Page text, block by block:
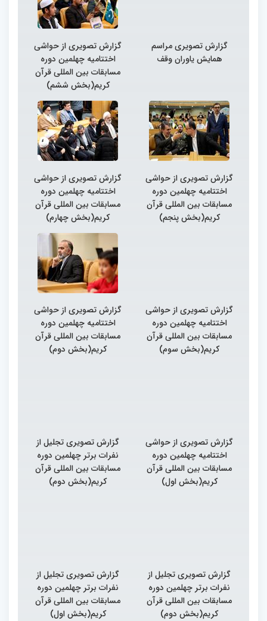
گزارش تصویری مراسم
همایش یاوران وقف
گزارش تصویری از حواشی
اختتامیه چهلمین دوره
مسابقات بین المللی قرآن
کریم(بخش ششم)
گزارش تصویری از حواشی
اختتامیه چهلمین دوره
مسابقات بین المللی قرآن
کریم(بخش پنجم)
گزارش تصویری از حواشی
اختتامیه چهلمین دوره
مسابقات بین المللی قرآن
کریم(بخش چهارم)
گزارش تصویری از حواشی
اختتامیه چهلمین دوره
مسابقات بین المللی قرآن
کریم(بخش سوم)
گزارش تصویری از حواشی
اختتامیه چهلمین دوره
مسابقات بین المللی قرآن
کریم(بخش دوم)
گزارش تصویری از حواشی
اختتامیه چهلمین دوره
مسابقات بین المللی قرآن
کریم(بخش اول)
گزارش تصویری تجلیل از
نفرات برتر چهلمین دوره
مسابقات بین المللی قرآن
کریم(بخش دوم)
گزارش تصویری تجلیل از
نفرات برتر چهلمین دوره
مسابقات بین المللی قرآن
کریم(بخش دوم)
گزارش تصویری تجلیل از
نفرات برتر چهلمین دوره
مسابقات بین المللی قرآن
کریم(بخش اول)